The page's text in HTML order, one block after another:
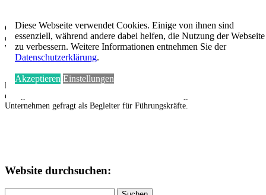
Christa Hütherstudiert seit über 25 Jahren das Verhalten von Pferden und
die Kommunikation zwischen Mensch und Pferd. Seit 2009 gibt sie ihr
Wissen erfolgreich weiter im Rahmen von Seminaren und Einzelunterricht.
Dirk Hütherarbeitet seit 2001 als Trainer und seit 2007 als Coach
erfolgreich im Bereich der Persönlichkeitsentwicklung. Er ist vor allem in
Unternehmen gefragt als Begleiter für Führungskräfte.
Website durchsuchen:
Diese Webseite verwendet Cookies. Einige von ihnen sind
essenziell, während andere dabei helfen, die Nutzung der Webseite
zu verbessern. Weitere Informationen entnehmen Sie der
Datenschutzerklärung.
Akzeptieren Einstellungen